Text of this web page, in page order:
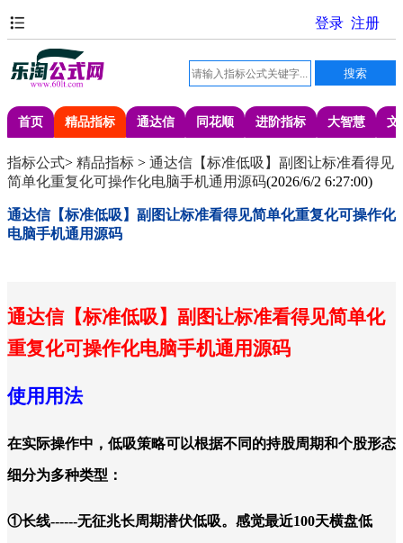
首页 精品指标 通达信 同花顺 进阶指标 大智慧 文
指标公式> 精品指标 > 通达信【标准低吸】副图让标准看得见
简单化重复化可操作化电脑手机通用源码(2026/6/2 6:27:00)
通达信【标准低吸】副图让标准看得见简单化重复化可操作化
电脑手机通用源码
通达信【标准低吸】副图让标准看得见简单化
重复化可操作化电脑手机通用源码
使用用法
在实际操作中，低吸策略可以根据不同的持股周期和个股形态
细分为多种类型：
①长线------无征兆长周期潜伏低吸。感觉最近100天横盘低